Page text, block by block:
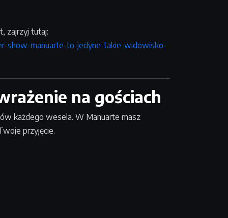
zajrzyj tutaj:
show-manuarte-to-jedyne-takie-widowisko-
na gościach
każdego wesela. W Manuarte masz
przyjęcie.